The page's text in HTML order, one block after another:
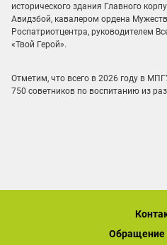
исторического здания Главного
Авидзбой, кавалером ордена
Роспатриотцентра, руководителем
«Твой Герой».
Отметим, что всего в 2026 году в
750 советников по воспитанию из
Обращение